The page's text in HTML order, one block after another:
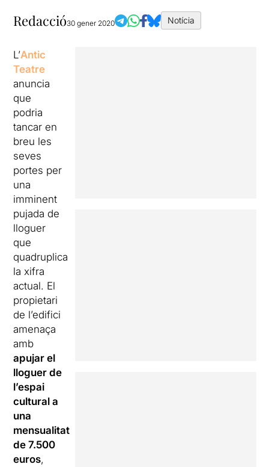
Redacció30 gener 2020 Notícia
L’Antic
Teatre
anuncia
que
podria
tancar en
breu les
seves
portes per
una
imminent
pujada de
lloguer
que
quadruplica
la xifra
actual. El
propietari
de l’edifici
amenaça
amb
apujar el
lloguer de
l’espai
cultural a
una
mensualitat
de 7.500
euros,